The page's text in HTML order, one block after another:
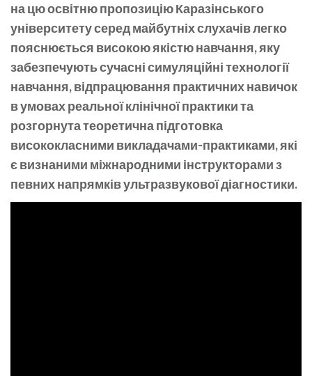
на цю освітню пропозицію Каразінського
університету серед майбутніх слухачів легко
пояснюється високою якістю навчання, яку
забезпечують сучасні симуляційні технології
навчання, відпрацювання практичних навичок
в умовах реальної клінічної практики та
розгорнута теоретична підготовка
висококласними викладачами-практиками, які
є визнаними міжнародними інструкторами з
певних напрямків ультразвукової діагностики.